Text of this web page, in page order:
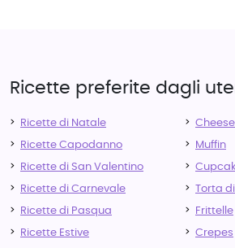
Ricette preferite dagli
Ricette di Natale
Ricette Capodanno
Ricette di San Valentino
Ricette di Carnevale
Ricette di Pasqua
Ricette Estive
Muffin
Torta
Frittelle
Crepes